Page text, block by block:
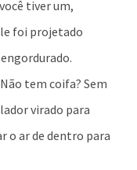
tiver um,
foi projetado
Não tem coifa? Sem
virado para
o ar de dentro para